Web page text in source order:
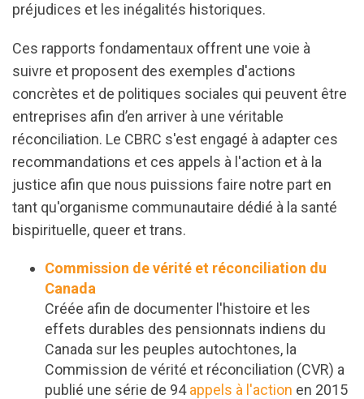
préjudices et les inégalités historiques.
Ces rapports fondamentaux offrent une voie à
suivre et proposent des exemples d'actions
concrètes et de politiques sociales qui peuvent être
entreprises afin d’en arriver à une véritable
réconciliation. Le CBRC s'est engagé à adapter ces
recommandations et ces appels à l'action et à la
justice afin que nous puissions faire notre part en
tant qu'organisme communautaire dédié à la santé
bispirituelle, queer et trans.
Commission de vérité et réconciliation du
Canada
Créée afin de documenter l'histoire et les
effets durables des pensionnats indiens du
Canada sur les peuples autochtones, la
Commission de vérité et réconciliation (CVR) a
publié une série de 94appels à l'action en 2015